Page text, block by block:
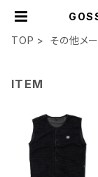
TOP
その他メ
ITEM